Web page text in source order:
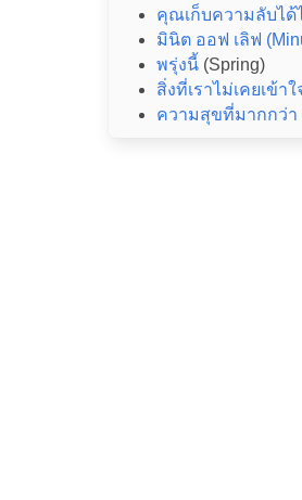
คุณเก็บความลับได้
มินิต ออฟ เลิฟ
พรุ่งนี้ (Spring)
สิ่งที่เราไม่เคยเข้าใ
ความสุขที่มากกว่า